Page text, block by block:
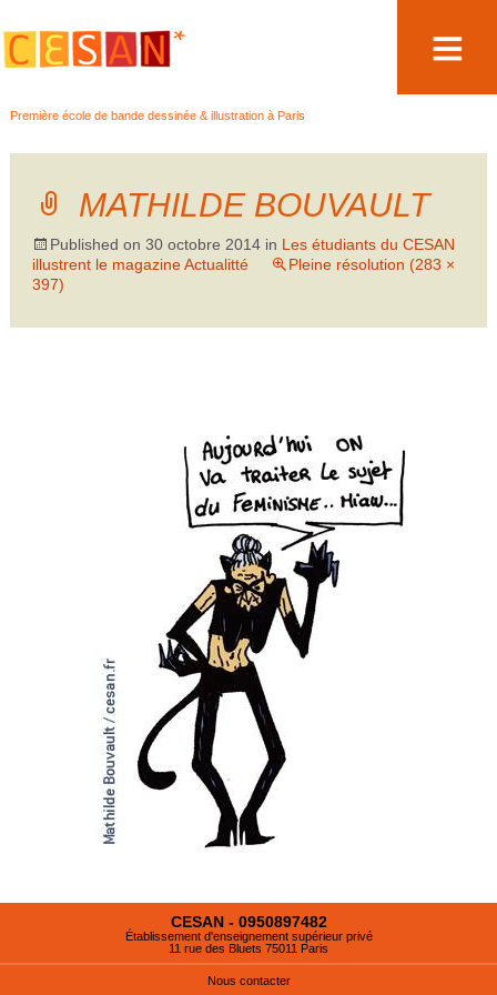
Première école de bande dessinée & illustration à Paris
au
MATHILDE BOUVAULT
Published on 30 octobre 2014in Les étudiants du CESAN
illustrent le magazine Actualitté
Pleine résolution (283 ×
397)
CESAN - 0950897482
Établissement d'enseignement supérieur privé
11 rue des Bluets 75011 Paris
Nous contacter